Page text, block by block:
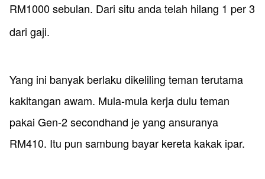
RM1000 sebulan. Dari situ anda telah hilang 1 per 3
dari gaji.
Yang ini banyak berlaku dikeliling teman terutama
kakitangan awam. Mula-mula kerja dulu teman
pakai Gen-2 secondhand je yang ansuranya
RM410. Itu pun sambung bayar kereta kakak ipar.